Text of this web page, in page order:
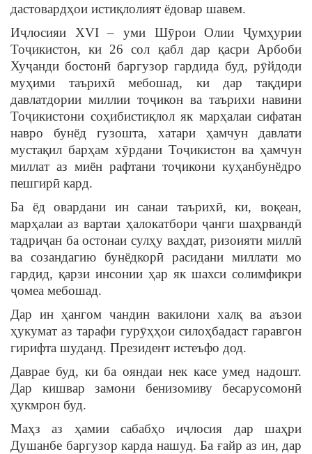
дастовардҳои истиқлолият ёдовар шавем.
Иҷлосияи XVI – уми Шӯрои Олии Ҷумҳурии
Тоҷикистон, ки 26 сол қабл дар қасри Арбоби
Хуҷанди бостонӣ баргузор гардида буд, рӯйдоди
муҳими таърихӣ мебошад, ки дар тақдири
давлатдории миллии тоҷикон ва таърихи навини
Тоҷикистони соҳибистиқлол як марҳалаи сифатан
навро бунёд гузошта, хатари ҳамчун давлати
мустақил барҳам хӯрдани Тоҷикистон ва ҳамчун
миллат аз миён рафтани тоҷикони куҳанбунёдро
пешгирӣ кард.
Ба ёд овардани ин санаи таърихӣ, ки, воқеан,
марҳалаи аз вартаи ҳалокатбори ҷанги шаҳрвандӣ
тадриҷан ба остонаи сулҳу ваҳдат, ризоияти миллӣ
ва созандагию бунёдкорӣ расидани миллати мо
гардид, қарзи инсонии ҳар як шахси солимфикри
ҷомеа мебошад.
Дар ин ҳангом чандин вакилони халқ ва аъзои
ҳукумат аз тарафи гурӯҳҳои силоҳбадаст гаравгон
гирифта шуданд. Президент истеъфо дод.
Даврае буд, ки ба ояндаи нек касе умед надошт.
Дар кишвар замони бенизомиву бесарусомонӣ
ҳукмрон буд.
Маҳз аз ҳамии сабабҳо иҷлосия дар шаҳри
Душанбе баргузор карда нашуд. Ба ғайр аз ин, дар